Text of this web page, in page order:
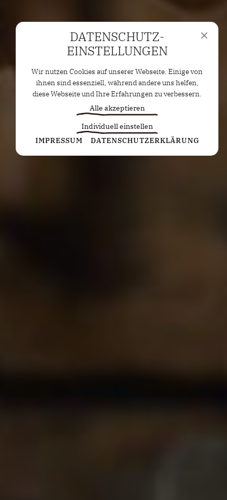
DATENSCHUTZ­
EINSTELLUNGEN
Wir nutzen Cookies auf unserer Webseite. Einige von
ihnen sind essenziell, während andere uns helfen,
diese Webseite und Ihre Erfahrungen zu verbessern.
Alle akzeptieren
Individuell einstellen
Statistiken
Diese Cookies erfassen anonyme Statistiken. Diese
IMPRESSUM DATENSCHUTZERKLÄRUNG